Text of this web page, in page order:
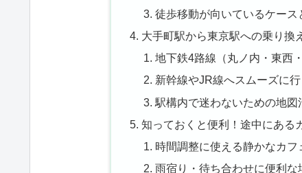
徒歩移動が向いているケース
大手町駅から東京駅への乗り換
地下鉄4路線（丸ノ内・東西
新幹線やJR線へスムーズに
駅構内で迷わないための地図
知っておくと便利！途中にある
時間調整に使える静かなカフ
雨宿り・待ち合わせに便利な